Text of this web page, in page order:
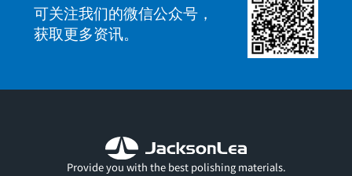
可关注我们的微信公众号，
获取更多资讯。
Provide you with the best polishing materials.